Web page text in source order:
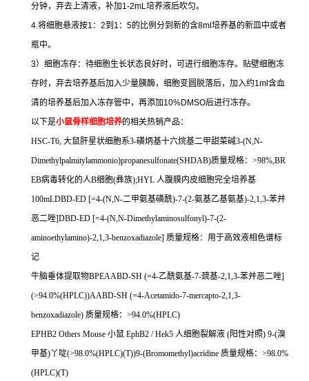
分钟，弃去上清液，补加1-2mL 培养液后吹匀。
4. 将细胞悬液按1 ： 2到 1 ： 5的比例分到新的含8ml培养基的新皿中或者
瓶中。
3）细胞冻存：待细胞生长状态良好时，可进行细胞冻存。贴壁细胞冻
存时，弃去培养基后加入少量胰酶，细胞变圆脱落后，加入约1ml含血
清的培养基后加入冻存管中，再添加10%DMSO后进行冻存。
以下是小鼠骨样细胞培养的相关热销产品：
HSC-T6, 大鼠肝星状细胞系3-磺炳基十六烷基二甲甜菜碱3-(N,N-
Dimethylpalmitylammonio)propanesulfonate(SHDAB)质量规格： >98%,BR
EB病毒转化的人B细胞(彝族);HYL 人腹膜内皮细胞完全培养基
100mLDBD-ED [=4-(N,N-二甲氨基磺酰)-7-(2-氨基乙基氨基)-2,1,3-苯并
恶二唑]DBD-ED [=4-(N,N-Dimethylaminosulfonyl)-7-(2-
aminoethylamino)-2,1,3-benzoxadiazole] 质量规格：用于高效液相色谱标
记
牛脑垂体提取物BPEAABD-SH (=4-乙酰氨基-7-巯基-2,1,3-苯并恶二唑]
(>94.0%(HPLC))AABD-SH (=4-Acetamido-7-mercapto-2,1,3-
benzoxadiazole) 质量规格： >94.0%(HPLC)
EPHB2 Others Mouse 小鼠 EphB2 / Hek5 人细胞裂解液 (阳性对照) 9-(溴
甲基)丫啶(>98.0%(HPLC)(T))9-(Bromomethyl)acridine 质量规格： >98.0%
(HPLC)(T)